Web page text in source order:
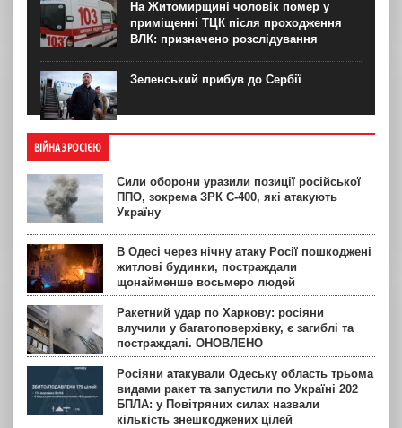
На Житомирщині чоловік помер у
приміщенні ТЦК після проходження
ВЛК: призначено розслідування
Зеленський прибув до Сербії
ВІЙНА З РОСІЄЮ
Сили оборони уразили позиції російської
ППО, зокрема ЗРК С-400, які атакують
Україну
В Одесі через нічну атаку Росії пошкоджені
житлові будинки, постраждали
щонайменше восьмеро людей
Ракетний удар по Харкову: росіяни
влучили у багатоповерхівку, є загиблі та
постраждалі. ОНОВЛЕНО
Росіяни атакували Одеську область трьома
видами ракет та запустили по Україні 202
БПЛА: у Повітряних силах назвали
кількість знешкоджених цілей